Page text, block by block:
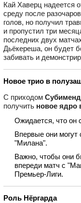
Кай Хаверц надеется
среду после
голов, но получил
и пропустил три
последних двух
Дьёкереша, он будет
забивать и
Новое трио в
С приходом
получить новое ядро
Ожидается, что он
Впервые они могут
"Милана".
Важно, чтобы они
впереди матч с
Премьер-Лиги.
Роль Нёргарда